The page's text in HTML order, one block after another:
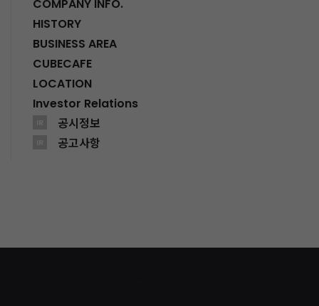
COMPANY INFO.
HISTORY
BUSINESS AREA
CUBECAFE
LOCATION
Investor Relations
공시정보
공고사항